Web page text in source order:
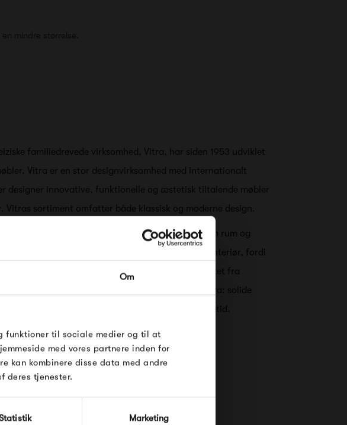
Om
funktioner til sociale medier og til at
med vores partnere inden for
kan kombinere disse data med andre
deres tjenester.
Marketing
mindre størrelse.
familiedrevede virksomhed, Vitra, har siden 1953 udviklet
Vitra er en stor designvirksomhed med internationalt
designer innovative, funktionelle og æstetisk tiltalende møbler
Vitras sortiment omfatter både klassisk og moderne design.
bygger på forståelsen af forholdet mellem rum og
er verdenskendt for deres sortiment af møbler og interiør, fordi
at kombinere erfaring med teknik og visuel kreativitet fra
med arkitekter og designere. Sammenkogt er Vitra: solide
i materialer af høj kvalitet, lang holdbarhed og levetid.
NÆSTE ORDRE
fra Fermob, File Under
produkter.